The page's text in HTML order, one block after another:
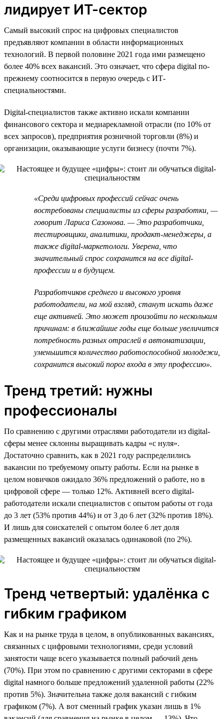
лидирует ИТ-сектор
Самый высокий спрос на цифровых специалистов
предъявляют компании в области информационных
технологий. В первой половине 2021 года ими размещено
более 40% всех вакансий. Это означает, что сфера digital по-
прежнему соотносится в первую очередь с ИТ-
специальностями.
Digital-специалистов также активно искали компании
финансового сектора и медиарекламной отрасли (по 10% от
всех запросов), предприятия розничной торговли (8%) и
организации, оказывающие услуги бизнесу (почти 7%).
«Среди цифровых профессий сейчас очень
востребованы специалисты из сферы разработки, —
говорит Лариса Сазонова. — Это разработчики,
тестировщики, аналитики, продакт-менеджеры, а
также digital-маркетологи. Уверена, что
значительный спрос сохранится на все digital-
профессии и в будущем.
Разработчиков среднего и высокого уровня
работодатели, на мой взгляд, станут искать даже
еще активней. Это может произойти по нескольким
причинам: в ближайшие годы еще больше увеличится
потребность разных отраслей в автоматизации,
уменьшится количество работоспособной молодежи,
сохранится высокий порог входа в эту профессию».
Тренд третий: нужны
профессионалы
По сравнению с другими отраслями работодатели из digital-
сферы менее склонны выращивать кадры «с нуля».
Достаточно сравнить, как в 2021 году распределились
вакансии по требуемому опыту работы. Если на рынке в
целом новичков ожидало 36% предложений о работе, но в
цифровой сфере — только 12%. Активней всего digital-
работодатели искали специалистов с опытом работы от года
до 3 лет (53% против 44%) и от 3 до 6 лет (32% против 18%).
И лишь для соискателей с опытом более 6 лет доля
размещенных вакансий оказалась одинаковой (по 2%).
Тренд четвертый: удалёнка с
гибким графиком
Как и на рынке труда в целом, в опубликованных вакансиях,
связанных с цифровыми технологиями, среди условий
занятости чаще всего указывается полный рабочий день
(70%). При этом по сравнению с другими секторами в сфере
digital намного больше предложений удаленной работы (22%
против 5%). Значительна также доля вакансий с гибким
графиком (7%). А вот сменный график указан лишь в 1%